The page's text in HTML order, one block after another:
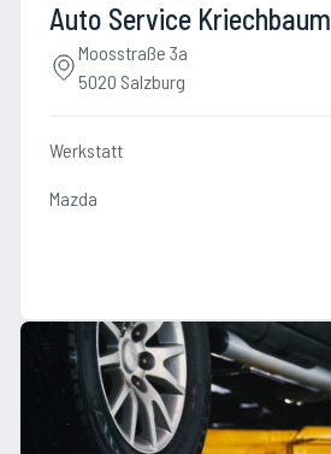
Auto Service Kriechbaum
Moosstraße 3a
5020 Salzburg
Werkstatt
Mazda